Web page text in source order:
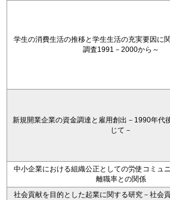
学生の消費生活の推移と学生生活の充実要因に
調査1991－2000から～
新規開業企業の資金調達と雇用創出－1990年代
じて－
中小企業における組織公正としての労使コミュ
離職率との関係
社会貢献を目的とした起業に関する研究－社会